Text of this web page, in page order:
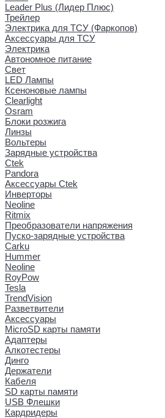
Leader Plus (Лидер Плюс)
Трейлер
Электрика для ТСУ (Фаркопов)
Аксессуары для ТСУ
Электрика
Автономное питание
Свет
LED Лампы
Ксеноновые лампы
Clearlight
Osram
Блоки розжига
Линзы
Вольтеры
Зарядные устройства
Ctek
Pandora
Аксессуары Ctek
Инверторы
Neoline
Ritmix
Преобразователи напряжения
Пуско-зарядные устройства
Carku
Hummer
Neoline
RoyPow
Tesla
TrendVision
Разветвители
Аксессуары
MicroSD карты памяти
Адаптеры
Алкотестеры
Динго
Держатели
Кабеля
SD карты памяти
USB Флешки
Кардридеры